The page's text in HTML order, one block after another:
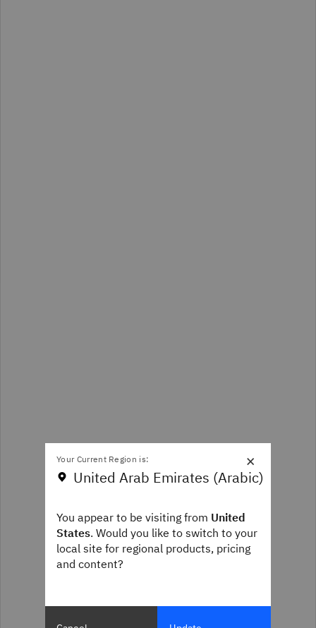
×
Your Current Region is:
United Arab Emirates (Arabic)
You appear to be visiting from United
States. Would you like to switch to your
local site for regional products, pricing
and content?